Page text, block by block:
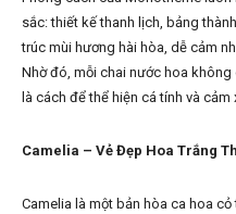
sắc: thiết kế thanh lịch, bảng
trúc mùi hương hài hòa, dễ cảm
Nhờ đó, mỗi chai nước hoa
là cách để thể hiện cá tính và cảm
Camelia – Vẻ Đẹp Hoa Trắng
Camelia là một bản hòa ca hoa